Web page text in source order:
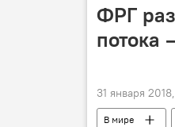
ФРГ
потока
31 января
В мире